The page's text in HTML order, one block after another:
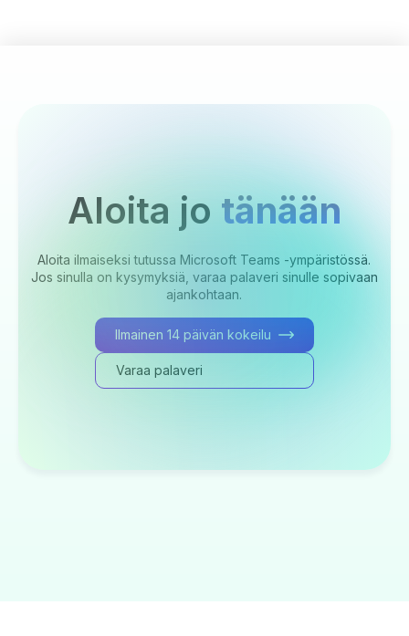
Aloita jo tänään
Aloita ilmaiseksi tutussa Microsoft Teams -ympäristössä.
Jos sinulla on kysymyksiä, varaa palaveri sinulle sopivaan
ajankohtaan.
Ilmainen 14 päivän kokeilu
Varaa palaveri